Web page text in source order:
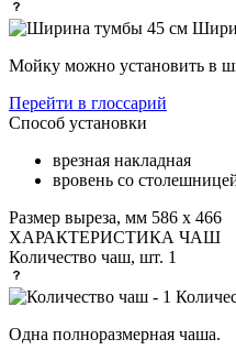
Мойку можно установить в
Перейти в глоссарий
Способ установки
врезная накладная
вровень со
Размер выреза, мм 586 х 466
ХАРАКТЕРИСТИКА ЧАШ
Количество чаш, шт. 1
Одна полноразмерная чаша.